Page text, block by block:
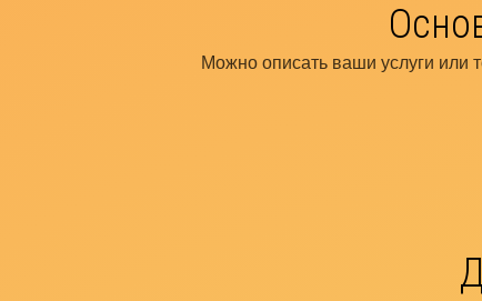
Можно описать ваши услуги или